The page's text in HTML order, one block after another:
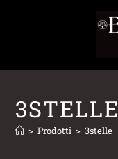
3STELLE
> Prodotti > 3stelle